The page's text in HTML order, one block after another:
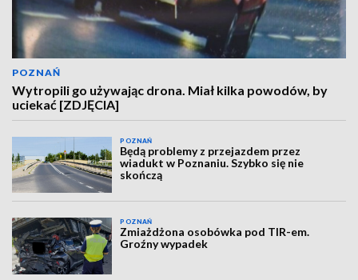
POZNAŃ
Wytropili go używając drona. Miał kilka powodów, by
uciekać [ZDJĘCIA]
POZNAŃ
Będą problemy z przejazdem przez
wiadukt w Poznaniu. Szybko się nie
skończą
POZNAŃ
Zmiażdżona osobówka pod TIR-em.
Groźny wypadek